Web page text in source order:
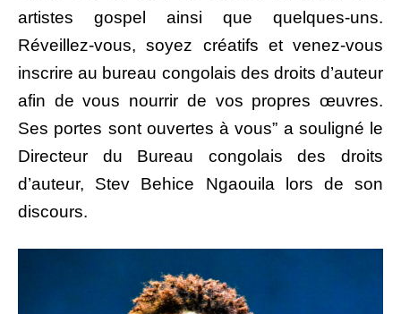
artistes gospel ainsi que quelques-uns.
Réveillez-vous, soyez créatifs et venez-vous
inscrire au bureau congolais des droits d’auteur
afin de vous nourrir de vos propres œuvres.
Ses portes sont ouvertes à vous” a souligné le
Directeur du Bureau congolais des droits
d’auteur, Stev Behice Ngaouila lors de son
discours.